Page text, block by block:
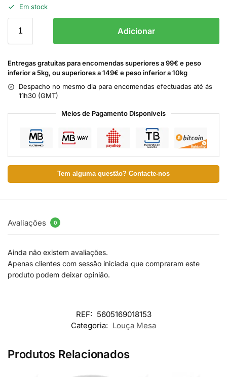
Em stock
Adicionar
Entregas gratuitas para encomendas superiores a 99€ e peso
inferior a 5kg, ou superiores a 149€ e peso inferior a 10kg
Despacho no mesmo dia para encomendas efectuadas até ás
11h30 (GMT)
Meios de Pagamento Disponíveis
Tem alguma questão? Contacte-nos
Avaliações 0
Ainda não existem avaliações.
Apenas clientes com sessão iniciada que compraram este
produto podem deixar opinião.
REF: 5605169018153
Categoria: Louça Mesa
Produtos Relacionados